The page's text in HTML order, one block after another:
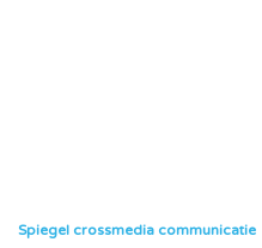
Spiegel crossmedia communicatie